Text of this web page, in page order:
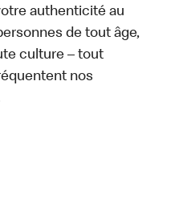
authenticité au
de tout âge,
culture – tout
nos